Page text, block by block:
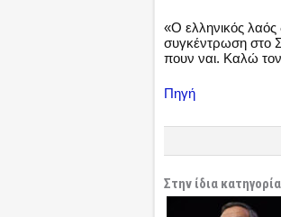
«Ο ελληνικός λαός
συγκέντρωση στο
πουν ναι. Καλώ
Πηγή
Στην ίδια κατηγορία